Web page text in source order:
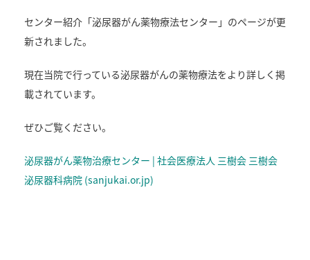
センター紹介「泌尿器がん薬物療法センター」のページが更
新されました。
現在当院で行っている泌尿器がんの薬物療法をより詳しく掲
載されています。
ぜひご覧ください。
泌尿器がん薬物治療センター | 社会医療法人 三樹会 三樹会
泌尿器科病院 (sanjukai.or.jp)